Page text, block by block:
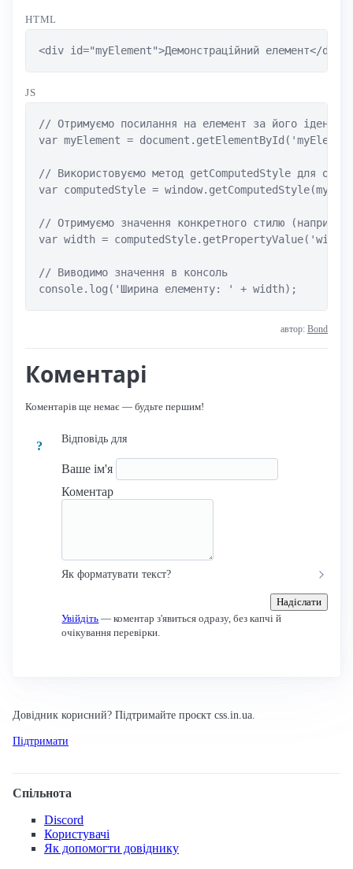
HTML
<div id="myElement">Демонстраційний елемент</div>
JS
// Отримуємо посилання на елемент за його
var myElement =
// Використовуємо метод getComputedStyle для
var computedStyle =
// Отримуємо значення конкретного стилю
var width =
// Виводимо значення в консоль
console.log('Ширина елементу: ' + width);
автор: Bond
Коментарі
Коментарів ще немає — будьте першим!
?
Відповідь для
Ваше ім'я
Коментар
Як форматувати текст?
Надіслати
Увійдіть — коментар з'явиться одразу, без капчі й
очікування перевірки.
Довідник корисний? Підтримайте проєкт css.in.ua.
Підтримати
Спільнота
Discord
Користувачі
Як допомогти довіднику